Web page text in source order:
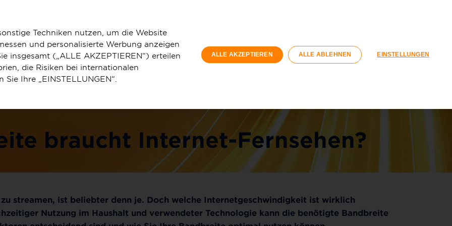
Registrieren
braucht Internet-Fernsehen?
streamen, ist beliebter denn je. Doch welche Internetgeschwindigkeit ist wirklich
Nutzung im Haushalt und verwendeter Technologie kann die benötigte Bandbreite
Techniken nutzen, um die Website
und personalisierte Werbung anzeigen
insgesamt („ALLE AKZEPTIEREN“) erteilen
die Risiken bei internationalen
Ihre „EINSTELLUNGEN“.
ALLE AKZEPTIEREN ALLE ABLEHNEN EINSTELLUNGEN